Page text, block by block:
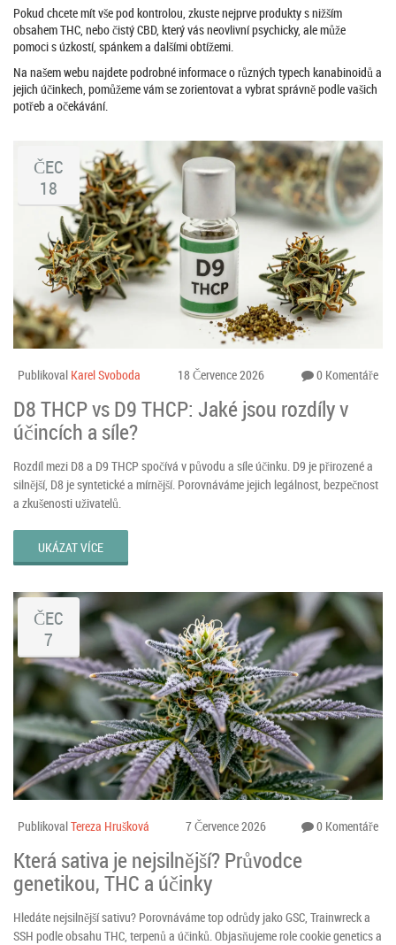
Pokud chcete mít vše pod kontrolou, zkuste nejprve produkty s nižším
obsahem THC, nebo čistý CBD, který vás neovlivní psychicky, ale může
pomoci s úzkostí, spánkem a dalšími obtížemi.
Na našem webu najdete podrobné informace o různých typech kanabinoidů a
jejich účinkech, pomůžeme vám se zorientovat a vybrat správně podle vašich
potřeb a očekávání.
ČEC
18
Publikoval Karel Svoboda 18 Července 2026 0 Komentáře
D8 THCP vs D9 THCP: Jaké jsou rozdíly v
účincích a síle?
Rozdíl mezi D8 a D9 THCP spočívá v původu a síle účinku. D9 je přirozené a
silnější, D8 je syntetické a mírnější. Porovnáváme jejich legálnost, bezpečnost
a zkušenosti uživatelů.
UKÁZAT VÍCE
ČEC
7
PublikovalTereza Hrušková 7 Července 2026 0 Komentáře
Která sativa je nejsilnější? Průvodce
genetikou, THC a účinky
Hledáte nejsilnější sativu? Porovnáváme top odrůdy jako GSC, Trainwreck a
SSH podle obsahu THC, terpenů a účinků. Objasňujeme role cookie genetics a